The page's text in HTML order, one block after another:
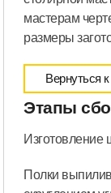
мастерам
размеры
Вернуться
Этапы
Изготовление
Полки